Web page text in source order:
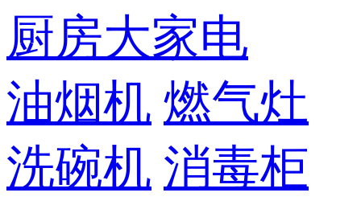
厨房大家电
油烟机 燃气灶
洗碗机 消毒柜